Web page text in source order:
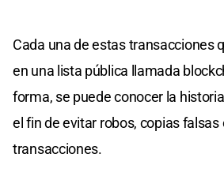
Cada una de estas transacciones
en una lista pública llamada
forma, se puede conocer la
el fin de evitar robos, copias falsas
transacciones.